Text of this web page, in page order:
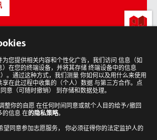
到
顶
部
讯
为您提供相关内容和个性化广告，我们访问 信息（如
在您的终端设备，并将其存储 终端设备中的信息
）。通过这种方式，我们测量 你如何以及用什么来使用
在此过程中收集的（个人）数据 与第三方合作。点
意（可随时撤销） 到存储和数据处理。
整你的自愿 在任何时间同意或就个人目的给予/撤回
的信息 在的隐私策略。
望同意参加志愿服务， 你必须征得你的法定监护人的